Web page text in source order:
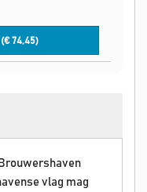
(€74,45)
e vlag mag